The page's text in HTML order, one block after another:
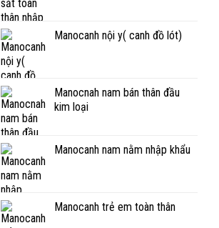
Manocanh nội y( canh đồ lót)
Manocnah nam bán thân đầu
kim loại
Manocanh nam nằm nhập khẩu
Manocanh trẻ em toàn thân